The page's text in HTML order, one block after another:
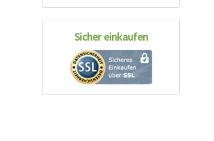
Sicher einkaufen